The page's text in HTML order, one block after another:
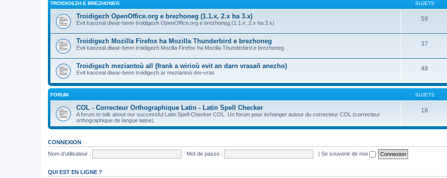
TROIDIGEZH E BREZHONEG SUJETS
Troidigezh OpenOffice.org e brezhoneg (1.1.x, 2.x ha 3.x)
Evit kaozeal diwar-benn troidigezh OpenOffice.org e brezhoneg (1.1.x, 2.x ha 3.x)
59
Troidigezh Mozilla Firefox ha Mozilla Thunderbird e brezhoneg
Evit kaozeal diwar-benn troidigezh Mozilla Firefox ha Mozilla Thunderbird e brezhoneg
37
Troidigezh meziantoù all (frank a wirioù evit an darn vrasañ anezho)
Evit kaozeal diwar-benn troidigezh ar meziantoù dre-vras
48
FORUM SUJETS
COL - Correcteur Orthographique Latin - Latin Spell Checker
A forum to talk about our successful Latin Spell Checker COL. Un forum pour échanger autour du correcteur COL (correcteur
orthographique de langue latine).
18
CONNEXION
Nom d’utilisateur :
Mot de passe : | Se souvenir de moi
QUI EST EN LIGNE ?